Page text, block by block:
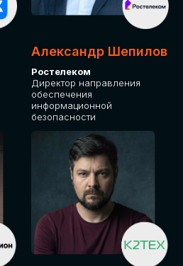
Александр Шепилов
Ростелеком
Директор направления
обеспечения
информационной
безопасности